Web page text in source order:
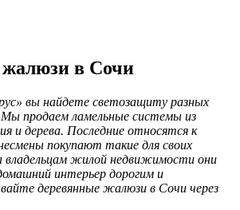
в Сочи
вы найдете светозащиту разных
продаем ламельные системы из
и дерева. Последние относятся к
покупают такие для своих
владельцам жилой недвижимости они
интерьер дорогим и
деревянные жалюзи в Сочи через